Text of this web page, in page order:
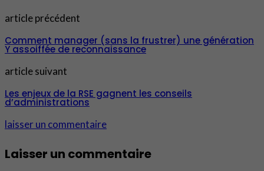
article précédent
Comment manager (sans la frustrer) une génération
Y assoiffée de reconnaissance
article suivant
Les enjeux de la RSE gagnent les conseils
d’administrations
laisser un commentaire
Laisser un commentaire